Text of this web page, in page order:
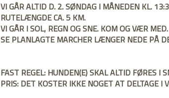
VI GÅR ALTID D. 2. SØNDAG I MÅNEDEN KL.
RUTELÆNGDE CA. 5 KM.
VI GÅR I SOL, REGN OG SNE. KOM OG VÆR MED.
SE PLANLAGTE MARCHER LÆNGER NEDE PÅ
FAST REGEL: HUNDEN(E) SKAL ALTID FØRES I
PRIS: DET KOSTER IKKE NOGET AT DELTAGE I